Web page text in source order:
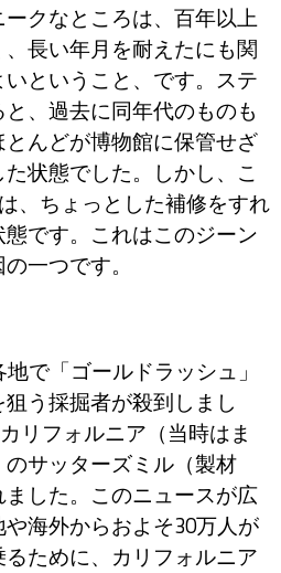
クなところは、百年以上
長い年月を耐えたにも関
ということ、です。ステ
、過去に同年代のものも
んどが博物館に保管せざ
状態でした。しかし、こ
、ちょっとした補修をすれ
です。これはこのジーン
一つです。
で「ゴールドラッシュ」
う採掘者が殺到しまし
リフォルニア（当時はま
サッターズミル（製材
した。このニュースが広
海外からおよそ30万人が
ために、カリフォルニア